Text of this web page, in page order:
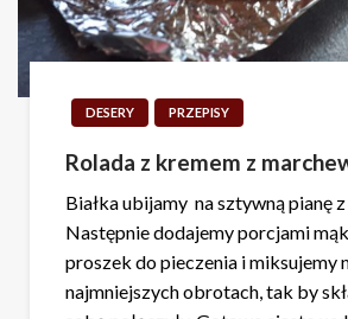
DESERY PRZEPISY
Rolada z kremem z
Białka ubijamy na sztywną pianę z
Następnie dodajemy porcjami
proszek do pieczenia i miksujemy
najmniejszych obrotach, tak by